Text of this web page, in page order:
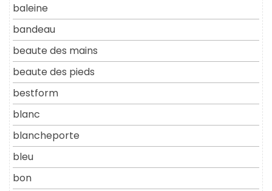
baleine
bandeau
beaute des mains
beaute des pieds
bestform
blanc
blancheporte
bleu
bon